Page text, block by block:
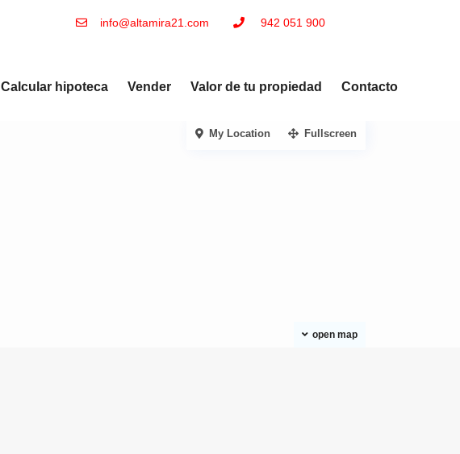
info@altamira21.com 942 051 900
Calcular hipoteca Vender Valor de tu propiedad Contacto
open map
My Location Fullscreen